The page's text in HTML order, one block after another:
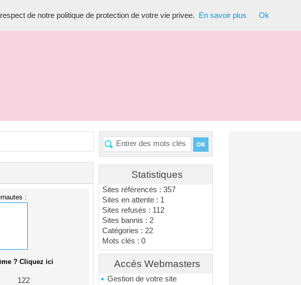
Statistiques
Sites référencés : 357
Sites en attente : 1
Sites refusés : 112
Sites bannis : 2
Catégories : 22
Mots clés : 0
Accés Webmasters
Gestion de votre site
:
? Cliquez ici
122
de notre politique de protection de votre vie privee. En savoir plus Ok